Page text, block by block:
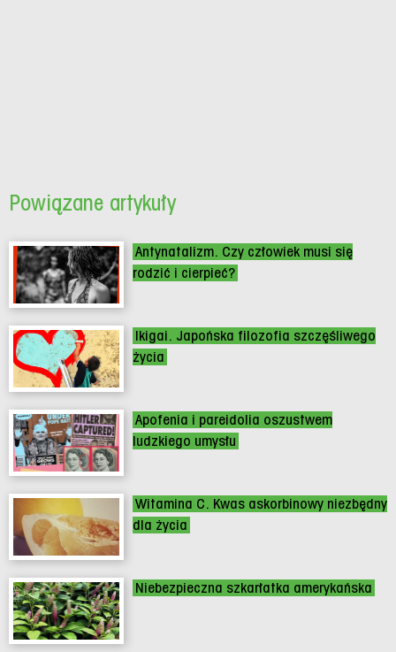
Powiązane artykuły
Antynatalizm. Czy człowiek musi się
rodzić i cierpieć?
Ikigai. Japońska filozofia szczęśliwego
życia
Apofenia i pareidolia oszustwem
ludzkiego umysłu
Witamina C. Kwas askorbinowy niezbędny
dla życia
Niebezpieczna szkarłatka amerykańska